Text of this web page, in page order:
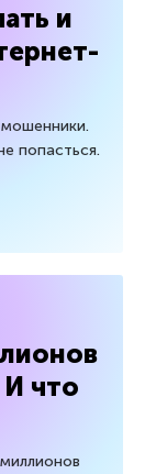
и
попасться.
что